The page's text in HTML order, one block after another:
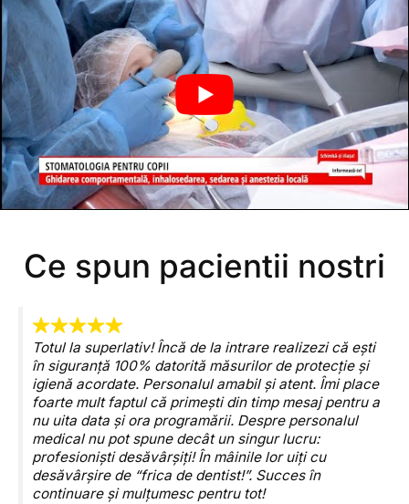
Ce spun pacientii nostri
Totul la superlativ! Încă de la intrare realizezi că ești
în siguranță 100% datorită măsurilor de protecție și
igienă acordate. Personalul amabil și atent. Îmi place
foarte mult faptul că primești din timp mesaj pentru a
nu uita data și ora programării. Despre personalul
medical nu pot spune decât un singur lucru:
profesioniști desăvârșiți! În mâinile lor uiți cu
desăvârșire de “frica de dentist!”. Succes în
continuare și mulțumesc pentru tot!